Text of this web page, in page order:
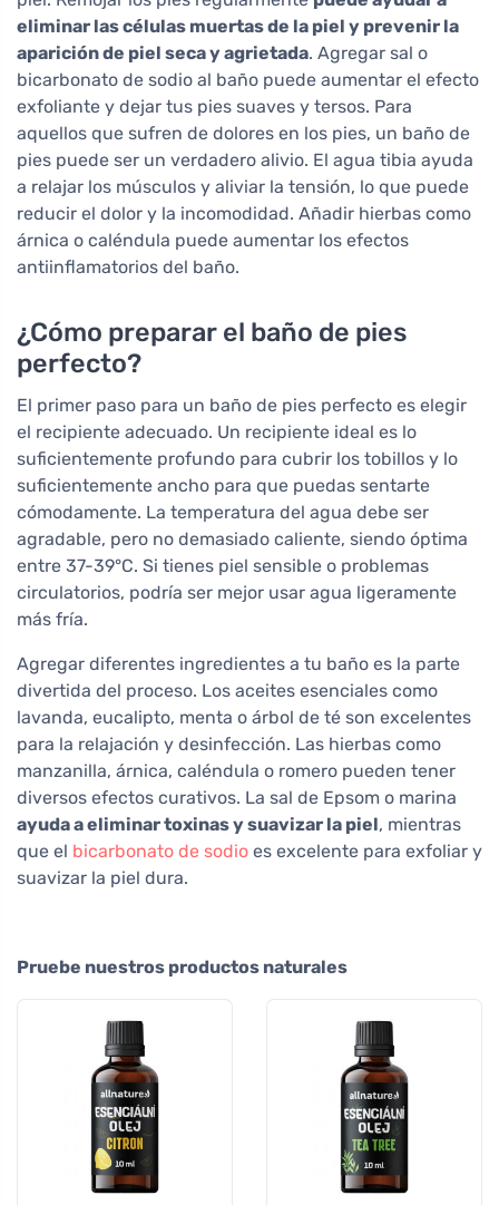
eliminar las células muertas de la piel y prevenir la
aparición de piel seca y agrietada. Agregar sal o
bicarbonato de sodio al baño puede aumentar el efecto
exfoliante y dejar tus pies suaves y tersos. Para
aquellos que sufren de dolores en los pies, un baño de
pies puede ser un verdadero alivio. El agua tibia ayuda
a relajar los músculos y aliviar la tensión, lo que puede
reducir el dolor y la incomodidad. Añadir hierbas como
árnica o caléndula puede aumentar los efectos
antiinflamatorios del baño.
¿Cómo preparar el baño de pies
perfecto?
El primer paso para un baño de pies perfecto es elegir
el recipiente adecuado. Un recipiente ideal es lo
suficientemente profundo para cubrir los tobillos y lo
suficientemente ancho para que puedas sentarte
cómodamente. La temperatura del agua debe ser
agradable, pero no demasiado caliente, siendo óptima
entre 37-39°C. Si tienes piel sensible o problemas
circulatorios, podría ser mejor usar agua ligeramente
más fría.
Agregar diferentes ingredientes a tu baño es la parte
divertida del proceso. Los aceites esenciales como
lavanda, eucalipto, menta o árbol de té son excelentes
para la relajación y desinfección. Las hierbas como
manzanilla, árnica, caléndula o romero pueden tener
diversos efectos curativos. La sal de Epsom o marina
ayuda a eliminar toxinas y suavizar la piel, mientras
que el bicarbonato de sodio es excelente para exfoliar y
suavizar la piel dura.
Pruebe nuestros productos naturales